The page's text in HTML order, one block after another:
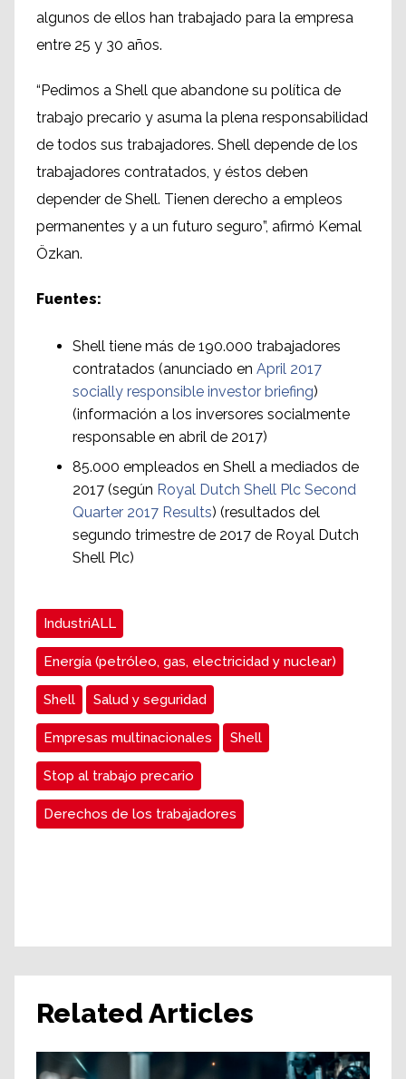
algunos de ellos han trabajado para la empresa
entre 25 y 30 años.
“Pedimos a Shell que abandone su política de
trabajo precario y asuma la plena responsabilidad
de todos sus trabajadores. Shell depende de los
trabajadores contratados, y éstos deben
depender de Shell. Tienen derecho a empleos
permanentes y a un futuro seguro”, afirmó Kemal
Özkan.
Fuentes:
Shell tiene más de 190.000 trabajadores
contratados (anunciado en April 2017
socially responsible investor briefing)
(información a los inversores socialmente
responsable en abril de 2017)
85.000 empleados en Shell a mediados de
2017 (según Royal Dutch Shell Plc Second
Quarter 2017 Results) (resultados del
segundo trimestre de 2017 de Royal Dutch
Shell Plc)
IndustriALL
Energía (petróleo, gas, electricidad y nuclear)
Shell Salud y seguridad
Empresas multinacionales Shell
Stop al trabajo precario
Derechos de los trabajadores
Related Articles